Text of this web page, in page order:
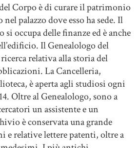
Corpo è di curare il patrimonio
palazzo dove esso ha sede. Il
occupa delle finanze ed è anche
Il Genealologo del
relativa alla storia del
La Cancelleria,
è aperta agli studiosi ogni
Oltre al Genealologo, sono a
un assistente e un
è conservata una grande
e relative lettere patenti, oltre a